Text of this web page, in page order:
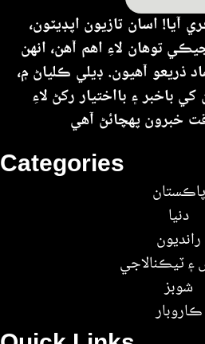
Categories
پاڪستان
دنيا
رانديون
۽ ٽيڪنالاجي
شوبز
ڪاروبار
آيا! اسان تازيون اپڊيٽون،
توهان لاءِ اهم آهن، انهن
ذريعو آهيون. ڊيلي ڪلياڻ ۾،
باخبر ۽ بااختيار رکڻ لاءِ